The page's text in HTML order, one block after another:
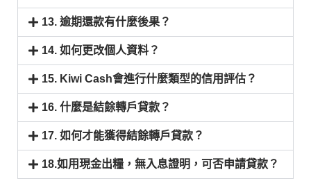
13. 逾期還款有什麼後果？
14. 如何更改個人資料？
15. Kiwi Cash會進行什麼類型的信用評估？
16. 什麼是結餘轉戶貸款？
17. 如何才能獲得結餘轉戶貸款？
18.如用現金出糧，無入息證明，可否申請貸款？